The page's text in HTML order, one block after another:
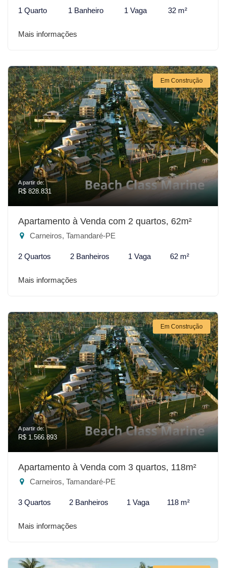
1 Quarto 1 Banheiro 1 Vaga 32 m²
Mais informações
Em Construção
A partir de:
R$ 828.831
Apartamento à Venda com 2 quartos, 62m²
Carneiros, Tamandaré-PE
2 Quartos 2 Banheiros 1 Vaga 62 m²
Mais informações
Em Construção
A partir de:
R$ 1.566.893
Apartamento à Venda com 3 quartos, 118m²
Carneiros, Tamandaré-PE
3 Quartos 2 Banheiros 1 Vaga 118 m²
Mais informações